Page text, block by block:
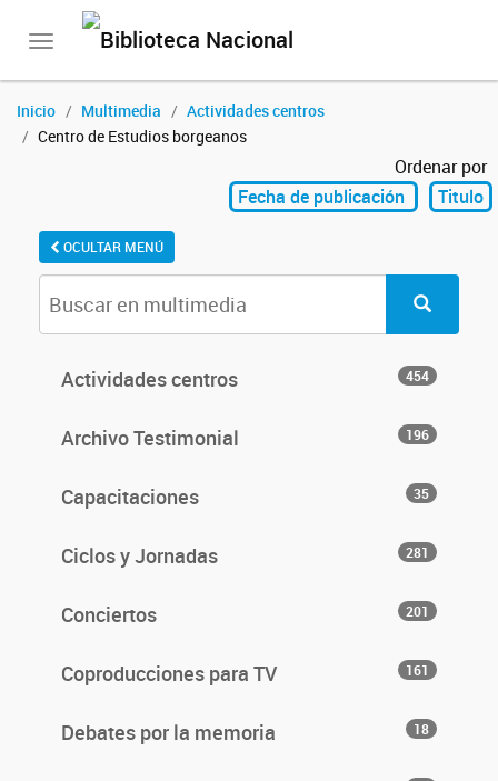
Toggle
Inicio Multimedia
Actividades centros
Centro de Estudios borgeanos
Ordenar por
Fecha de publicación
Titulo
OCULTAR MENÚ
Actividades centros 454
Archivo Testimonial 196
Capacitaciones 35
Ciclos y Jornadas 281
Conciertos 201
Coproducciones para TV 161
Debates por la memoria 18